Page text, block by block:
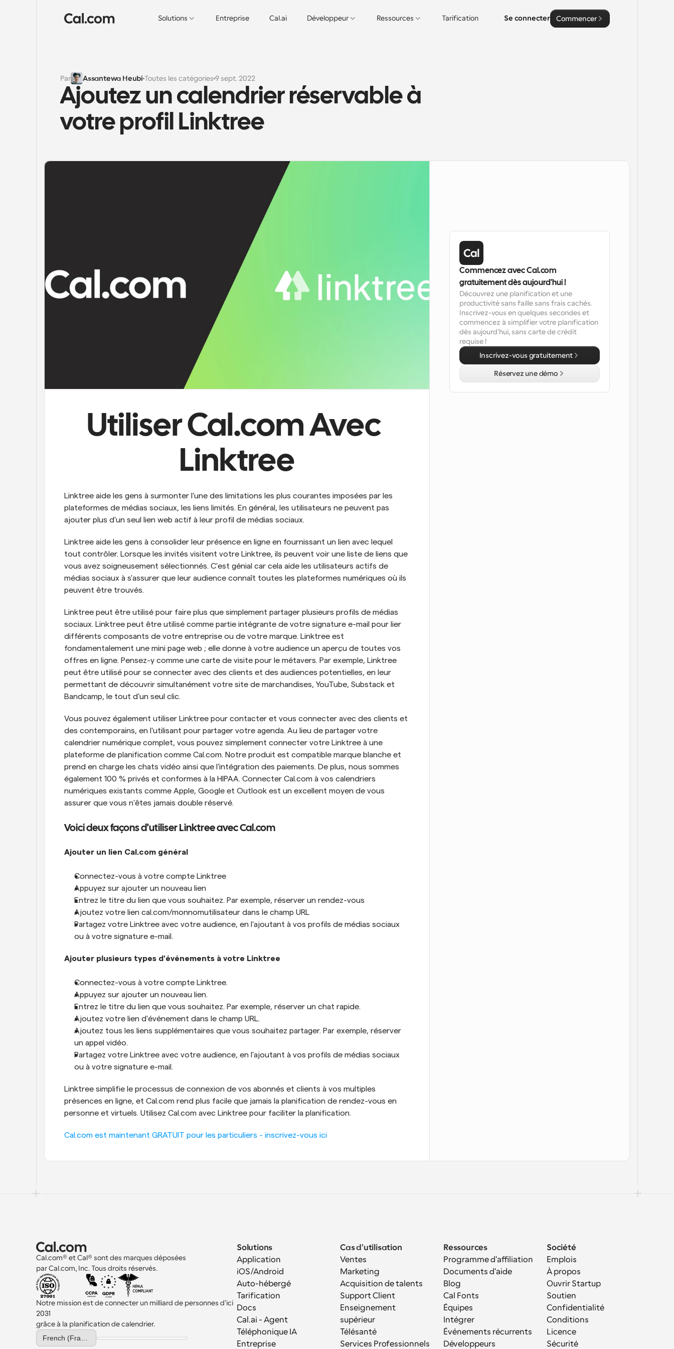
Solutions Entreprise Cal.ai Développeur Ressources Tarification Se connecter Commencer
Par Assantewa Heubi Toutes les catégories 9 sept. 2022
Ajoutez un calendrier réservable à
votre profil Linktree
Utiliser Cal.com Avec
Linktree
Linktree aide les gens à surmonter l'une des limitations les plus courantes imposées par les
plateformes de médias sociaux, les liens limités. En général, les utilisateurs ne peuvent pas
ajouter plus d'un seul lien web actif à leur profil de médias sociaux.
Linktree aide les gens à consolider leur présence en ligne en fournissant un lien avec lequel
tout contrôler. Lorsque les invités visitent votre Linktree, ils peuvent voir une liste de liens que
vous avez soigneusement sélectionnés. C'est génial car cela aide les utilisateurs actifs de
médias sociaux à s'assurer que leur audience connaît toutes les plateformes numériques où ils
peuvent être trouvés.
Linktree peut être utilisé pour faire plus que simplement partager plusieurs profils de médias
sociaux. Linktree peut être utilisé comme partie intégrante de votre signature e-mail pour lier
différents composants de votre entreprise ou de votre marque. Linktree est
fondamentalement une mini page web ; elle donne à votre audience un aperçu de toutes vos
offres en ligne. Pensez-y comme une carte de visite pour le métavers. Par exemple, Linktree
peut être utilisé pour se connecter avec des clients et des audiences potentielles, en leur
permettant de découvrir simultanément votre site de marchandises, YouTube, Substack et
Bandcamp, le tout d'un seul clic.
Vous pouvez également utiliser Linktree pour contacter et vous connecter avec des clients et
des contemporains, en l'utilisant pour partager votre agenda. Au lieu de partager votre
calendrier numérique complet, vous pouvez simplement connecter votre Linktree à une
plateforme de planification comme Cal.com. Notre produit est compatible marque blanche et
prend en charge les chats vidéo ainsi que l'intégration des paiements. De plus, nous sommes
également 100 % privés et conformes à la HIPAA. Connecter Cal.com à vos calendriers
numériques existants comme Apple, Google et Outlook est un excellent moyen de vous
assurer que vous n'êtes jamais double réservé.
Voici deux façons d'utiliser Linktree avec Cal.com
Ajouter un lien Cal.com général
Connectez-vous à votre compte Linktree
Appuyez sur ajouter un nouveau lien
Entrez le titre du lien que vous souhaitez. Par exemple, réserver un rendez-vous
Ajoutez votre lien cal.com/monnomutilisateur dans le champ URL
Partagez votre Linktree avec votre audience, en l'ajoutant à vos profils de médias sociaux
ou à votre signature e-mail.
Ajouter plusieurs types d'événements à votre Linktree
Connectez-vous à votre compte Linktree.
Appuyez sur ajouter un nouveau lien.
Entrez le titre du lien que vous souhaitez. Par exemple, réserver un chat rapide.
Ajoutez votre lien d'événement dans le champ URL.
Ajoutez tous les liens supplémentaires que vous souhaitez partager. Par exemple, réserver
un appel vidéo.
Partagez votre Linktree avec votre audience, en l'ajoutant à vos profils de médias sociaux
ou à votre signature e-mail.
Linktree simplifie le processus de connexion de vos abonnés et clients à vos multiples
présences en ligne, et Cal.com rend plus facile que jamais la planification de rendez-vous en
personne et virtuels. Utilisez Cal.com avec Linktree pour faciliter la planification.
Cal.com est maintenant GRATUIT pour les particuliers - inscrivez-vous ici
Commencez avec Cal.com
gratuitement dès aujourd'hui !
Découvrez une planification et une
productivité sans faille sans frais cachés.
Inscrivez-vous en quelques secondes et
commencez à simplifier votre planification
dès aujourd'hui, sans carte de crédit
requise !
Inscrivez-vous gratuitement
Réservez une démo
Cal.com® et Cal® sont des marques déposées
par Cal.com, Inc. Tous droits réservés.
Notre mission est de connecter un milliard de personnes d'ici
2031
grâce à la planification de calendrier.
Select Language
Solutions
Application
iOS/Android
Auto-hébergé
Tarification
Docs
Cal.ai - Agent
Téléphonique IA
Entreprise
Cas d'utilisation
Ventes
Marketing
Acquisition de talents
Support Client
Enseignement
supérieur
Télésanté
Services Professionnels
Ressources
Programme d'affiliation
Documents d'aide
Blog
Cal Fonts
Équipes
Intégrer
Événements récurrents
Développeurs
Société
Emplois
À propos
Ouvrir Startup
Soutien
Confidentialité
Conditions
Licence
Sécurité